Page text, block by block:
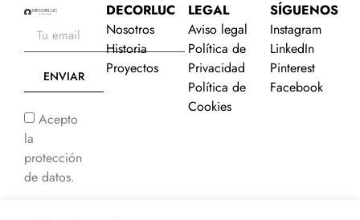
Acepto
la
protección
de datos.
ENVIAR
DECORLUC
Nosotros
Historia
Proyectos
LEGAL
Aviso legal
Política de
Privacidad
Política de
Cookies
SÍGUENOS
Instagram
LinkedIn
Pinterest
Facebook